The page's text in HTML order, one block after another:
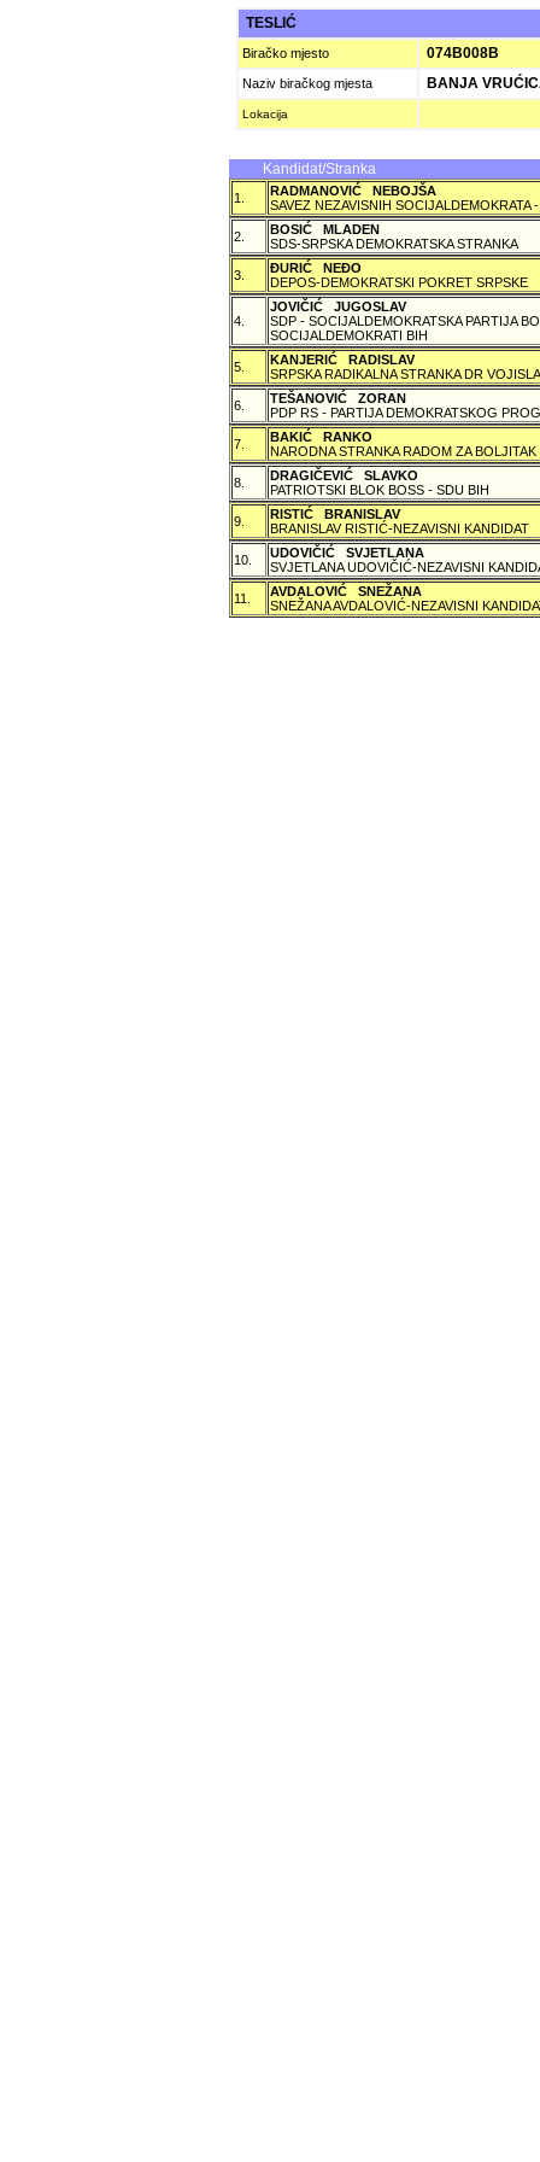
TESLIĆ
Biračko mjesto 074B008B
Naziv biračkog mjesta BANJA
Lokacija
Kandidat/Stranka
1.
RADMANOVIĆ NEBOJŠA
SAVEZ NEZAVISNIH SOCIJALDEMOKRATA
2.
BOSIĆ MLADEN
SDS-SRPSKA DEMOKRATSKA STRANKA
3.
ÐURIĆ NEÐO
DEPOS-DEMOKRATSKI POKRET SRPSKE
4.
JOVIČIĆ JUGOSLAV
SDP - SOCIJALDEMOKRATSKA PARTIJA
SOCIJALDEMOKRATI BIH
5.
KANJERIĆ RADISLAV
SRPSKA RADIKALNA STRANKA DR
6.
TEŠANOVIĆ ZORAN
PDP RS - PARTIJA DEMOKRATSKOG
7.
BAKIĆ RANKO
NARODNA STRANKA RADOM ZA BOLJITAK
8.
DRAGIČEVIĆ SLAVKO
PATRIOTSKI BLOK BOSS - SDU BIH
9.
RISTIĆ BRANISLAV
BRANISLAV RISTIĆ-NEZAVISNI KANDIDAT
10.
UDOVIČIĆ SVJETLANA
SVJETLANA UDOVIČIĆ-NEZAVISNI
11.
AVDALOVIĆ SNEŽANA
SNEŽANA AVDALOVIĆ-NEZAVISNI